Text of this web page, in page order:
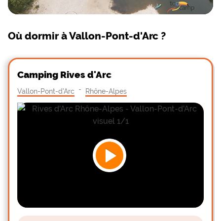
Où dormir à Vallon-Pont-d'Arc ?
Camping Rives d'Arc
Vallon-Pont-d'Arc - Rhône-Alpes